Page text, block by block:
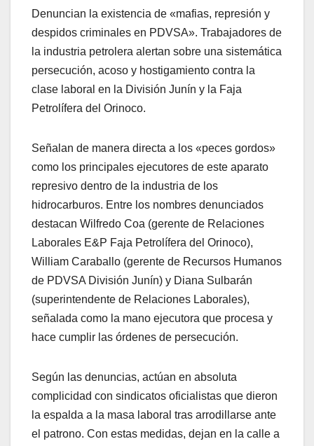
​Denuncian la existencia de «mafias, represión y
despidos criminales en PDVSA». Trabajadores de
la industria petrolera alertan sobre una sistemática
persecución, acoso y hostigamiento contra la
clase laboral en la División Junín y la Faja
Petrolífera del Orinoco.
​Señalan de manera directa a los «peces gordos»
como los principales ejecutores de este aparato
represivo dentro de la industria de los
hidrocarburos. Entre los nombres denunciados
destacan Wilfredo Coa (gerente de Relaciones
Laborales E&P Faja Petrolífera del Orinoco),
William Caraballo (gerente de Recursos Humanos
de PDVSA División Junín) y Diana Sulbarán
(superintendente de Relaciones Laborales),
señalada como la mano ejecutora que procesa y
hace cumplir las órdenes de persecución.
​Según las denuncias, actúan en absoluta
complicidad con sindicatos oficialistas que dieron
la espalda a la masa laboral tras arrodillarse ante
el patrono. Con estas medidas, dejan en la calle a